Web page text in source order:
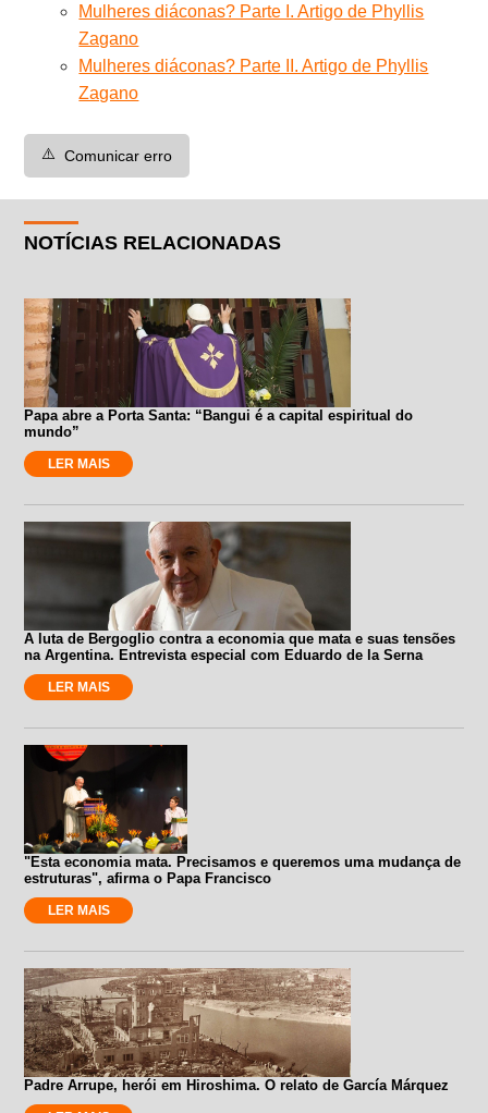
Mulheres diáconas? Parte I. Artigo de Phyllis
Zagano
Mulheres diáconas? Parte II. Artigo de Phyllis
Zagano
⚠️ Comunicar erro
NOTÍCIAS RELACIONADAS
Papa abre a Porta Santa: “Bangui é a capital espiritual do
mundo”
LER MAIS
A luta de Bergoglio contra a economia que mata e suas tensões
na Argentina. Entrevista especial com Eduardo de la Serna
LER MAIS
"Esta economia mata. Precisamos e queremos uma mudança de
estruturas", afirma o Papa Francisco
LER MAIS
Padre Arrupe, herói em Hiroshima. O relato de García Márquez